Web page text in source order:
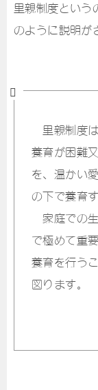
里親制度という
のように説明が
里親制度
養育が困難
を、温かい
の下で養育
家庭での
で極めて重
養育を行う
図ります。